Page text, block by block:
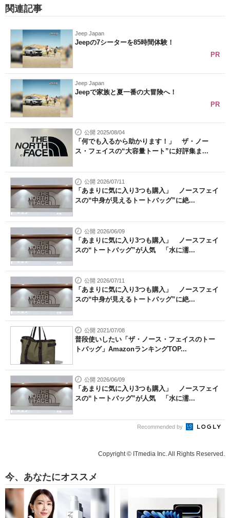
関連記事
Jeep Japan
Jeepの7シーターを85時間体験！
PR
Jeep Japan
Jeepで家族と夏一番の大冒険へ！
PR
公開 2025/08/04
「何でも入るから助かります！」 ザ・ノー
ス・フェイスの“大容量トート”に好評集ま...
公開 2026/07/11
「あまりに気に入り3つも購入」 ノースフェイ
スの“中身が見えるトートバッグ”に絶...
公開 2026/06/09
「あまりに気に入り3つも購入」 ノースフェイ
スの“トートバッグ”が人気 「水に濡...
公開 2026/07/11
「あまりに気に入り3つも購入」 ノースフェイ
スの“中身が見えるトートバッグ”に絶...
公開 2021/07/08
普段使いしたい「ザ・ノース・フェイスのトー
トバッグ」AmazonランキングTOP...
公開 2026/06/09
「あまりに気に入り3つも購入」 ノースフェイ
スの“トートバッグ”が人気 「水に濡...
Recommended by
Copyright © ITmedia Inc. All Rights Reserved.
今、あなたにオススメ